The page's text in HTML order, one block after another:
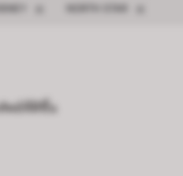
ลบตัวกรอง DISNEY ลบตัวกรอง
พธ์ที่ดีขึ้น